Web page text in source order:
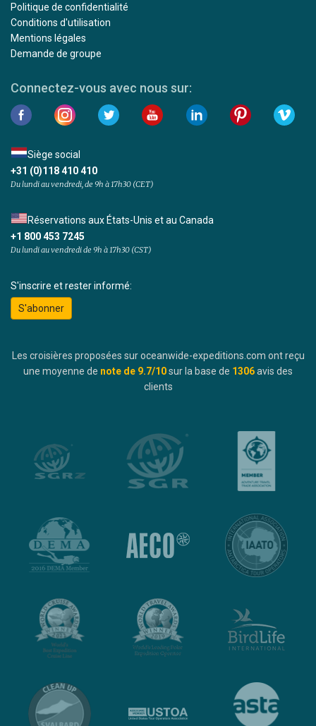
Politique de confidentialité
Conditions d'utilisation
Mentions légales
Demande de groupe
Connectez-vous avec nous sur:
Siège social
+31 (0)118 410 410
Du lundi au vendredi, de 9h à 17h30 (CET)
Réservations aux États-Unis et au Canada
+1 800 453 7245
Du lundi au vendredi de 9h à 17h30 (CST)
S'inscrire et rester informé:
S'abonner
Les croisières proposées sur oceanwide-expeditions.com ont reçu
une moyenne de note de 9.7/10sur la base de 1306avis des
clients